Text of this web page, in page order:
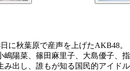
に秋葉原で産声を上げたAKB48。
嶋陽菜、篠田麻里子、大島優子、指
み出し、誰もが知る国民的アイドル